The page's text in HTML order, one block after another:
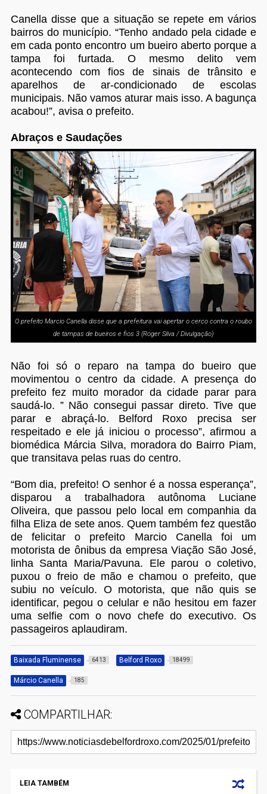
Canella disse que a situação se repete em vários
bairros do município. “Tenho andado pela cidade e
em cada ponto encontro um bueiro aberto porque a
tampa foi furtada. O mesmo delito vem
acontecendo com fios de sinais de trânsito e
aparelhos de ar-condicionado de escolas
municipais. Não vamos aturar mais isso. A bagunça
acabou!”, avisa o prefeito.
Abraços e Saudações
O prefeito Marcio Canella disse que a prefeitura vai apertar o cerco contra o roubo
de tampas de bueiros e fios 3 (Roger Silva / Divulgação)
Não foi só o reparo na tampa do bueiro que
movimentou o centro da cidade. A presença do
prefeito fez muito morador da cidade parar para
saudá-lo. ” Não consegui passar direto. Tive que
parar e abraçá-lo. Belford Roxo precisa ser
respeitado e ele já iniciou o processo”, afirmou a
biomédica Márcia Silva, moradora do Bairro Piam,
que transitava pelas ruas do centro.
“Bom dia, prefeito! O senhor é a nossa esperança”,
disparou a trabalhadora autônoma Luciane
Oliveira, que passou pelo local em companhia da
filha Eliza de sete anos. Quem também fez questão
de felicitar o prefeito Marcio Canella foi um
motorista de ônibus da empresa Viação São José,
linha Santa Maria/Pavuna. Ele parou o coletivo,
puxou o freio de mão e chamou o prefeito, que
subiu no veículo. O motorista, que não quis se
identificar, pegou o celular e não hesitou em fazer
uma selfie com o novo chefe do executivo. Os
passageiros aplaudiram.
Baixada Fluminense 6413 Belford Roxo 18499
Márcio Canella 185
COMPARTILHAR:
LEIA TAMBÉM